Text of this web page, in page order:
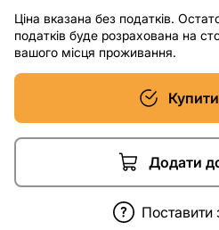
Ціна вказана без податків.
податків буде розрахована на
вашого місця проживання.
Додати
Поставити